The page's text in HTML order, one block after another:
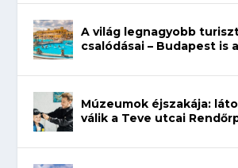
A világ legnagyobb
csalódásai – Budapest is
Múzeumok éjszakája:
válik a Teve utcai